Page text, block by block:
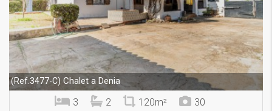
(Ref.3477-C) Chalet a Denia
3 2 120m² 30